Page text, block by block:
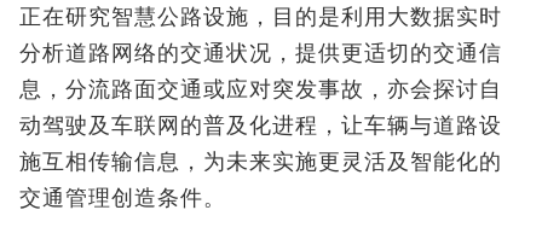
正在研究智慧公路设施，目的是利用大数据实时
分析道路网络的交通状况，提供更适切的交通信
息，分流路面交通或应对突发事故，亦会探讨自
动驾驶及车联网的普及化进程，让车辆与道路设
施互相传输信息，为未来实施更灵活及智能化的
交通管理创造条件。